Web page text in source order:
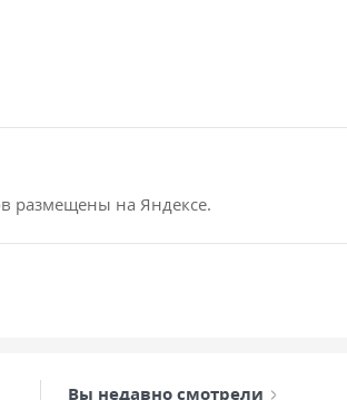
размещены на Яндексе.
Вы недавно смотрели